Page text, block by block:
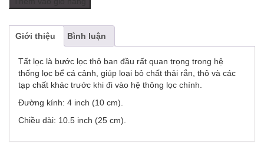
Giới thiệu Bình luận
Tất lọc là bước lọc thô ban đầu rất quan trọng trong hệ
thống lọc bể cá cảnh, giúp loại bỏ chất thải rắn, thô và các
tạp chất khác trước khi đi vào hệ thông lọc chính.
Đường kính: 4 inch (10 cm).
Chiều dài: 10.5 inch (25 cm).